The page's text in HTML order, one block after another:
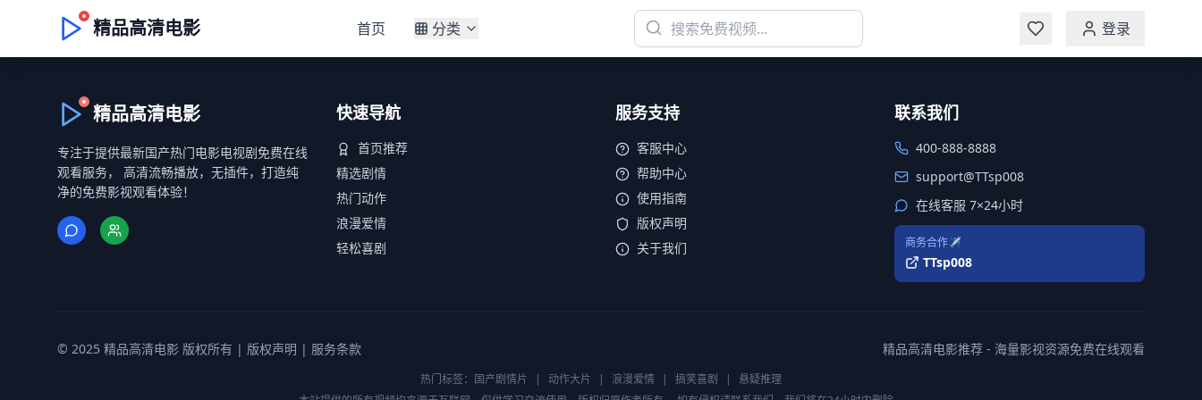
精品高清电影 首页 分类 登录
精品高清电影
专注于提供最新国产热门电影电视剧免费在线
观看服务， 高清流畅播放，无插件，打造纯
净的免费影视观看体验！
快速导航
首页推荐
精选剧情
热门动作
浪漫爱情
轻松喜剧
服务支持
客服中心
帮助中心
使用指南
版权声明
关于我们
联系我们
400-888-8888
support@TTsp008
在线客服 7×24小时
商务合作✈️
TTsp008
© 2025 精品高清电影 版权所有 | 版权声明 | 服务条款 精品高清电影推荐 - 海量影视资源免费在线观看
热门标签： 国产剧情片 | 动作大片 | 浪漫爱情 | 搞笑喜剧 |
悬疑推理